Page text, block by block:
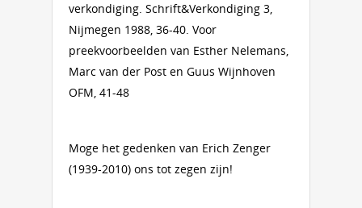
verkondiging. Schrift&Verkondiging 3,
Nijmegen 1988, 36-40. Voor
preekvoorbeelden van Esther Nelemans,
Marc van der Post en Guus Wijnhoven
OFM, 41-48
Moge het gedenken van Erich Zenger
(1939-2010) ons tot zegen zijn!